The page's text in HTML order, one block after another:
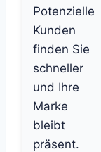
Potenzielle
Kunden
finden Sie
schneller
und Ihre
Marke
bleibt
präsent.